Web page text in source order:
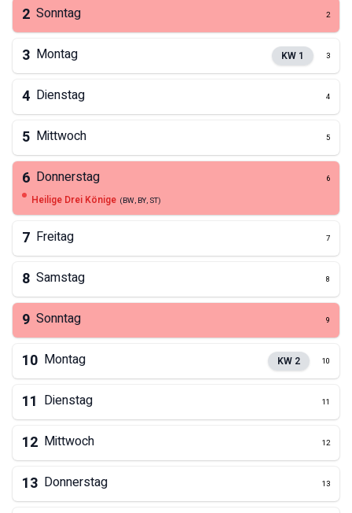
2 Sonntag 2
3 Montag KW 1 3
4 Dienstag 4
5 Mittwoch 5
6 Donnerstag 6
Heilige Drei Könige (BW, BY, ST)
7 Freitag 7
8 Samstag 8
9 Sonntag 9
10 Montag KW 2 10
11 Dienstag 11
12 Mittwoch 12
13 Donnerstag 13